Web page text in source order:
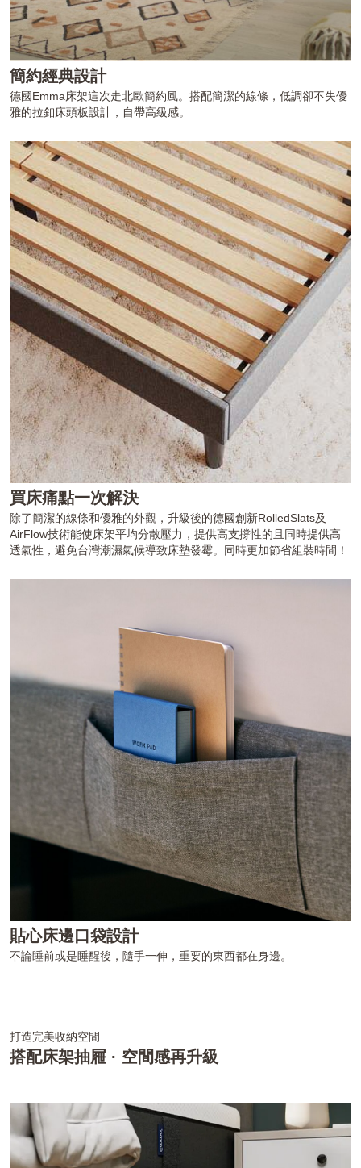
簡約經典設計
德國Emma床架這次走北歐簡約風。搭配簡潔的線條，低調卻不失優
雅的拉釦床頭板設計，自帶高級感。
買床痛點一次解決
除了簡潔的線條和優雅的外觀，升級後的德國創新RolledSlats及
AirFlow技術能使床架平均分散壓力，提供高支撐性的且同時提供高
透氣性，避免台灣潮濕氣候導致床墊發霉。同時更加節省組裝時間！
貼心床邊口袋設計
不論睡前或是睡醒後，隨手一伸，重要的東西都在身邊。
打造完美收納空間
搭配床架抽屜 · 空間感再升級